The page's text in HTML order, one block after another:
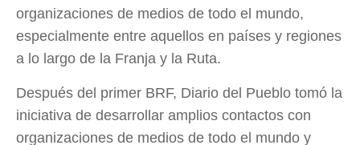
organizaciones de medios de todo el mundo,
especialmente entre aquellos en países y regiones
a lo largo de la Franja y la Ruta.
Después del primer BRF, Diario del Pueblo tomó la
iniciativa de desarrollar amplios contactos con
organizaciones de medios de todo el mundo y